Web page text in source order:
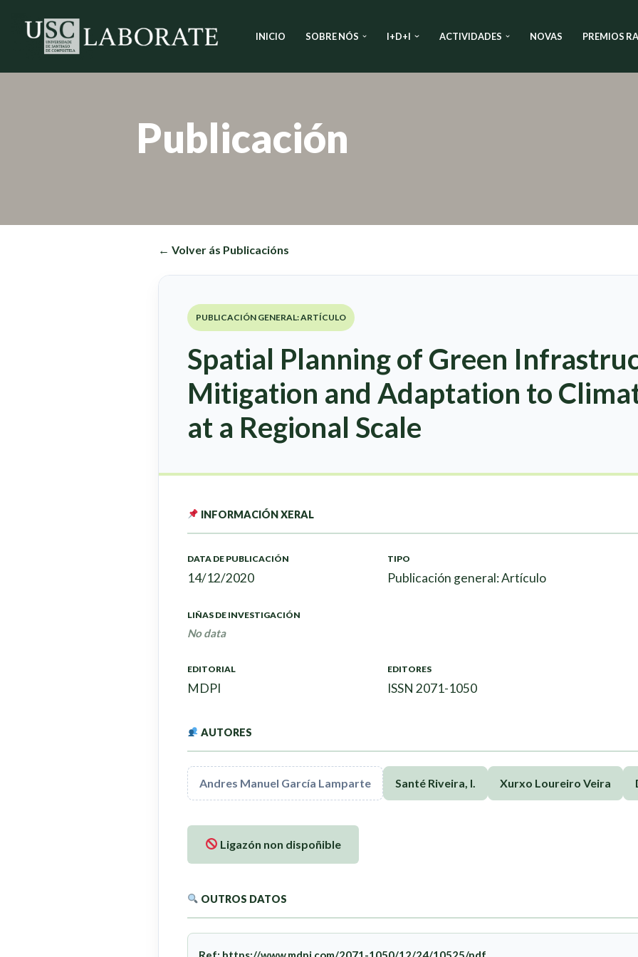
Saltar
INICIO SOBRE NÓS I+D+I ACTIVIDADES NOVAS PREMIOS
Publicación
← Volver ás Publicacións
PUBLICACIÓN GENERAL: ARTÍCULO
Spatial Planning of Green
Mitigation and Adaptation to
at a Regional Scale
INFORMACIÓN XERAL
DATA DE PUBLICACIÓN
14/12/2020
TIPO
Publicación general: Artículo
LIÑAS DE INVESTIGACIÓN
No data
EDITORIAL
MDPI
EDITORES
ISSN 2071-1050
AUTORES
Andres Manuel García Lamparte Santé Riveira, I. Xurxo Loureiro Veira
Ligazón non dispoñible
OUTROS DATOS